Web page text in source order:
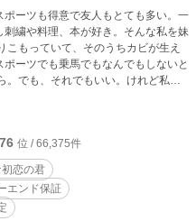
ーツも得意で友人もとても多い。一
繍や料理、本が好き。そんな私を妹
ーツでも乗馬でもなんでもしないと
する男性を見つけることができた
位 / 66,375件
恋の君
エンド保証